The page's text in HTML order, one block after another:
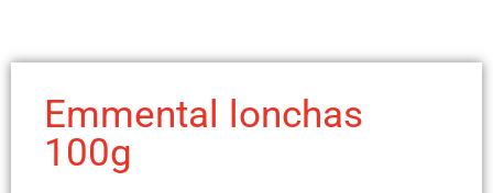
Emmental lonchas
100g